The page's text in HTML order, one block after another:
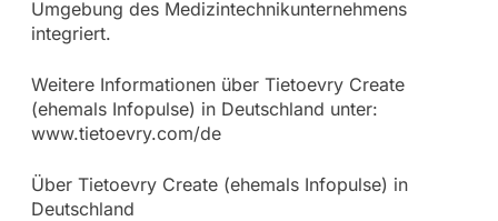
Umgebung des Medizintechnikunternehmens
integriert.
Weitere Informationen über Tietoevry Create
(ehemals Infopulse) in Deutschland unter:
www.tietoevry.com/de
Über Tietoevry Create (ehemals Infopulse) in
Deutschland